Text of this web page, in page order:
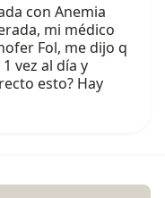
con Anemia
mi médico
Fol, me dijo q
vez al día y
esto? Hay